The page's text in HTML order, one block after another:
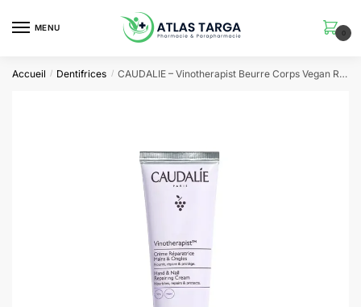
MENU
0
Accueil / Dentifrices / CAUDALIE – Vinotherapist Beurre Corps Vegan Relipidant – 250 mL